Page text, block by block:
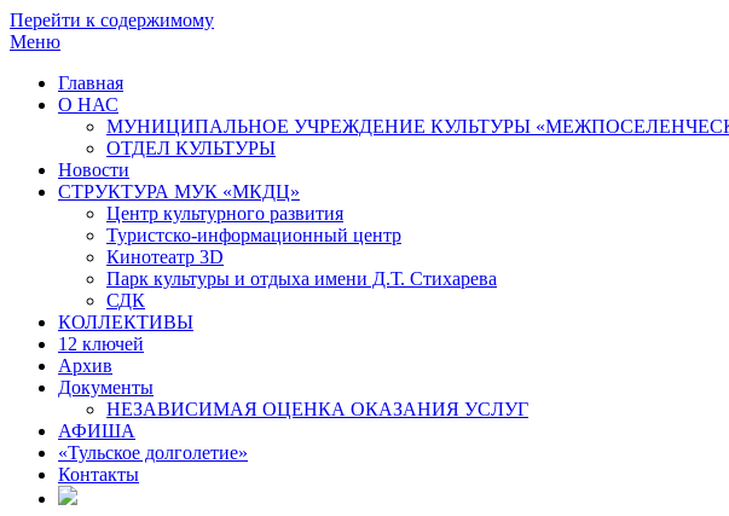
Перейти к содержимому
Меню
Главная
О НАС
МУНИЦИПАЛЬНОЕ УЧРЕЖДЕНИЕ КУЛЬТУРЫ
ОТДЕЛ КУЛЬТУРЫ
Новости
СТРУКТУРА МУК «МКДЦ»
Центр культурного развития
Туристско-информационный центр
Кинотеатр 3D
Парк культуры и отдыха имени Д.Т. Стихарева
СДК
КОЛЛЕКТИВЫ
12 ключей
Архив
Документы
НЕЗАВИСИМАЯ ОЦЕНКА ОКАЗАНИЯ УСЛУГ
АФИША
«Тульское долголетие»
Контакты